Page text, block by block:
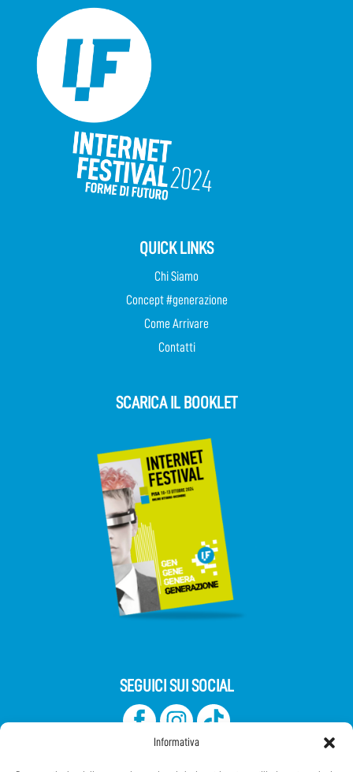
Informativa
QUICK LINKS
Chi Siamo
Concept #generazione
Come Arrivare
Contatti
SCARICA IL BOOKLET
SEGUICI SUI SOCIAL